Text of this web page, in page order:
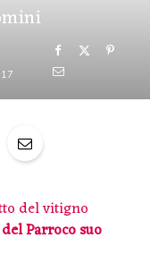
del vitigno
Parroco suo